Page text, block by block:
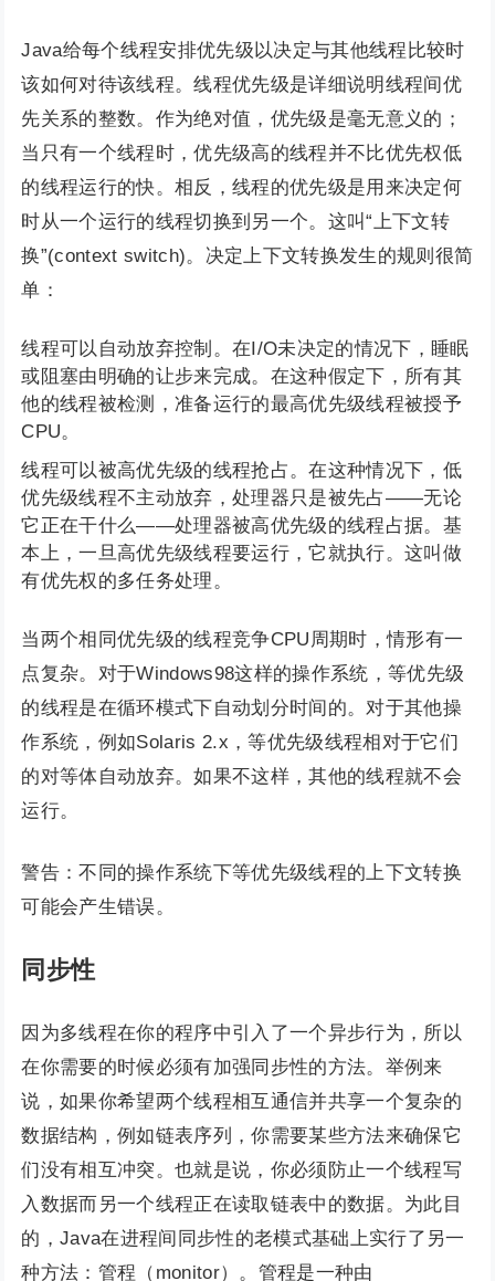
Java给每个线程安排优先级以决定与其他线程比较时
该如何对待该线程。线程优先级是详细说明线程间优
先关系的整数。作为绝对值，优先级是毫无意义的；
当只有一个线程时，优先级高的线程并不比优先权低
的线程运行的快。相反，线程的优先级是用来决定何
时从一个运行的线程切换到另一个。这叫“上下文转
换”(context switch)。决定上下文转换发生的规则很简
单：
线程可以自动放弃控制。在I/O未决定的情况下，睡眠
或阻塞由明确的让步来完成。在这种假定下，所有其
他的线程被检测，准备运行的最高优先级线程被授予
CPU。
线程可以被高优先级的线程抢占。在这种情况下，低
优先级线程不主动放弃，处理器只是被先占——无论
它正在干什么——处理器被高优先级的线程占据。基
本上，一旦高优先级线程要运行，它就执行。这叫做
有优先权的多任务处理。
当两个相同优先级的线程竞争CPU周期时，情形有一
点复杂。对于Windows98这样的操作系统，等优先级
的线程是在循环模式下自动划分时间的。对于其他操
作系统，例如Solaris 2.x，等优先级线程相对于它们
的对等体自动放弃。如果不这样，其他的线程就不会
运行。
警告：不同的操作系统下等优先级线程的上下文转换
可能会产生错误。
同步性
因为多线程在你的程序中引入了一个异步行为，所以
在你需要的时候必须有加强同步性的方法。举例来
说，如果你希望两个线程相互通信并共享一个复杂的
数据结构，例如链表序列，你需要某些方法来确保它
们没有相互冲突。也就是说，你必须防止一个线程写
入数据而另一个线程正在读取链表中的数据。为此目
的，Java在进程间同步性的老模式基础上实行了另一
种方法：管程（monitor）。管程是一种由